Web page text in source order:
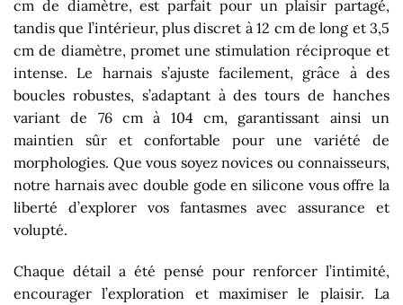
cm de diamètre, est parfait pour un plaisir partagé,
tandis que l’intérieur, plus discret à 12 cm de long et 3,5
cm de diamètre, promet une stimulation réciproque et
intense. Le harnais s’ajuste facilement, grâce à des
boucles robustes, s’adaptant à des tours de hanches
variant de 76 cm à 104 cm, garantissant ainsi un
maintien sûr et confortable pour une variété de
morphologies. Que vous soyez novices ou connaisseurs,
notre harnais avec double gode en silicone vous offre la
liberté d’explorer vos fantasmes avec assurance et
volupté.
Chaque détail a été pensé pour renforcer l’intimité,
encourager l’exploration et maximiser le plaisir. La